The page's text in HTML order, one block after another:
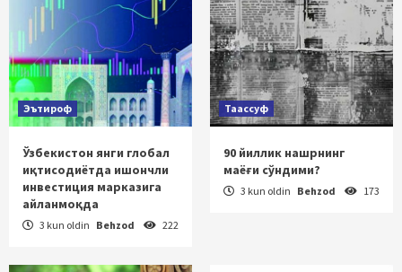
Эътироф
Ўзбекистон янги глобал
иқтисодиётда ишончли
инвестиция марказига
айланмоқда
3 kun oldin Behzod 222
Таассуф
90 йиллик нашрнинг
маёғи сўндими?
3 kun oldin Behzod 173